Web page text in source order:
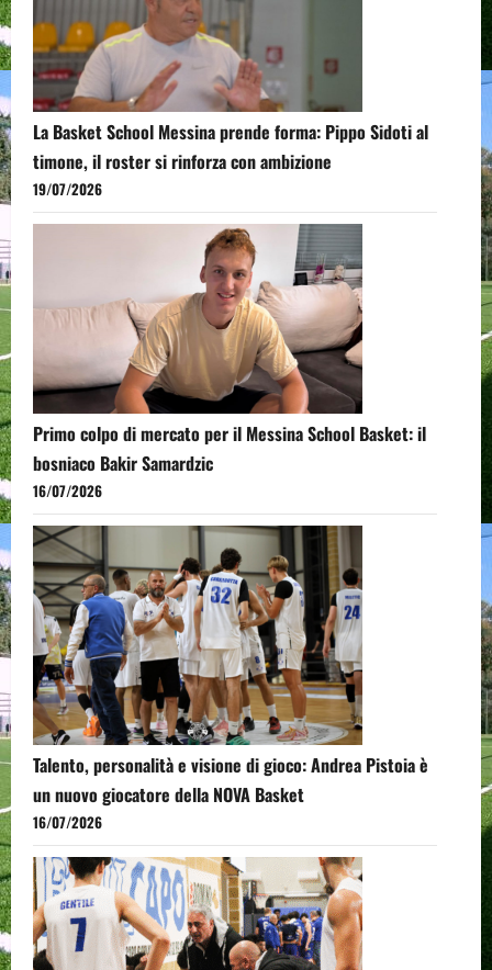
La Basket School Messina prende forma: Pippo Sidoti al
timone, il roster si rinforza con ambizione
19/07/2026
Primo colpo di mercato per il Messina School Basket: il
bosniaco Bakir Samardzic
16/07/2026
Talento, personalità e visione di gioco: Andrea Pistoia è
un nuovo giocatore della NOVA Basket
16/07/2026